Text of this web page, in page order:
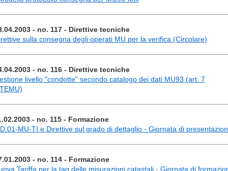
- no. 117 - Direttive tecniche
sulla consegna degli operati MU per la verifica (Circolare)
- no. 116 - Direttive tecniche
livello "condotte" secondo catalogo dei dati MU93 (art. 7
- no. 115 - Formazione
MU-TI e Direttive sul grado di dettaglio - Giornata di
- no. 114 - Formazione
Tariffa per la tag delle misurazioni catastali - Giornata di